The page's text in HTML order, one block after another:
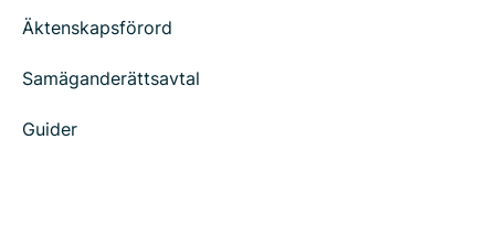
Äktenskapsförord
Samäganderättsavtal
Guider